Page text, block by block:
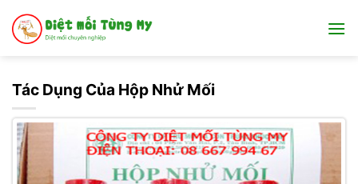
qua
Tác Dụng Của Hộp Nhử Mối